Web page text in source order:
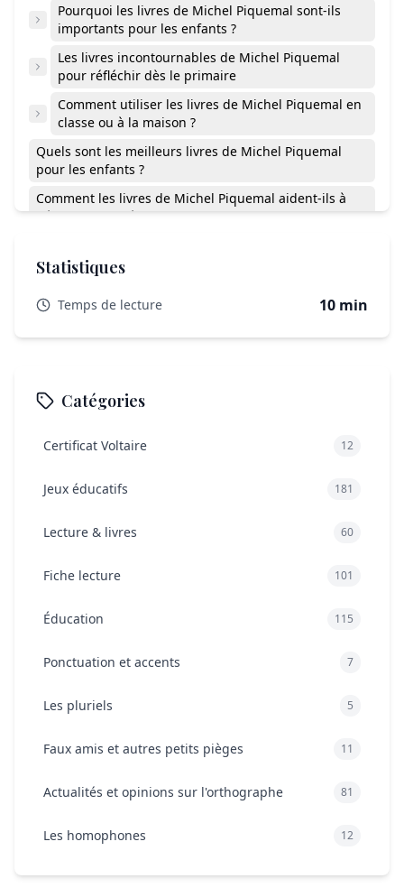
Pourquoi les livres de Michel Piquemal sont-ils
importants pour les enfants ?
Les livres incontournables de Michel Piquemal
pour réfléchir dès le primaire
Comment utiliser les livres de Michel Piquemal en
classe ou à la maison ?
Quels sont les meilleurs livres de Michel Piquemal
pour les enfants ?
Comment les livres de Michel Piquemal aident-ils à
développer la réflexion chez les enfants ?
Piquemal avec les enfants ?
programmes scolaires ?
Où peut-on acheter les livres de Michel Piquemal ?
Existe-t-il des adaptations des livres de Michel
Statistiques
Temps de lecture 10 min
Catégories
Certificat Voltaire 12
Jeux éducatifs 181
Lecture & livres 60
Fiche lecture 101
Éducation 115
Ponctuation et accents 7
Les pluriels 5
Faux amis et autres petits pièges 11
Actualités et opinions sur l'orthographe 81
Les homophones 12